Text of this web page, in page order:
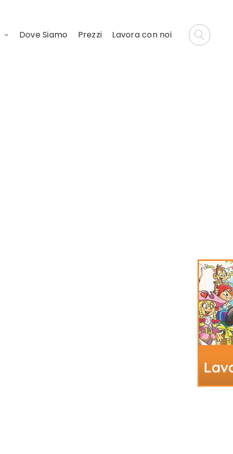
Dove Siamo Prezzi Lavora con noi